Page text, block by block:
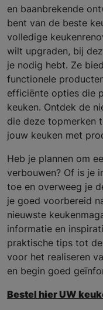
en baanbrekende
bent van de beste
volledige
wilt upgraden, bij
je nodig hebt. Ze
functionele
efficiënte opties die
keuken. Ontdek de
die deze topmerken
jouw keuken met
Heb je plannen om
verbouwen? Of is je
toe en overweeg je
je goed voorbereid
nieuwste
informatie en
praktische tips tot
voor het realiseren
en begin goed
Bestel hier UW